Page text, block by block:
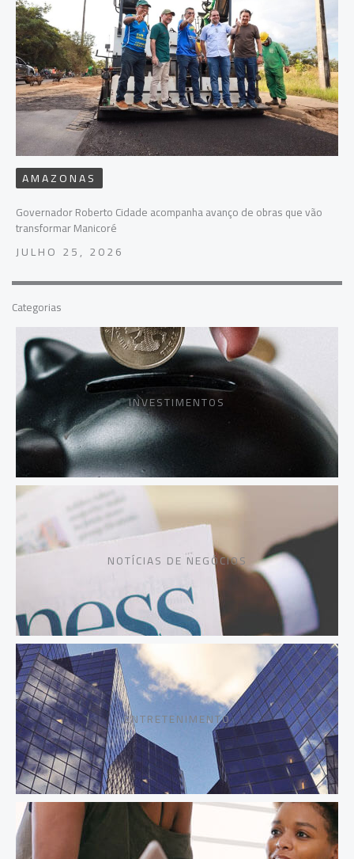
AMAZONAS
Governador Roberto Cidade acompanha avanço de obras que vão
transformar Manicoré
JULHO 25, 2026
Categorias
INVESTIMENTOS
NOTÍCIAS DE NEGÓCIOS
ENTRETENIMENTO